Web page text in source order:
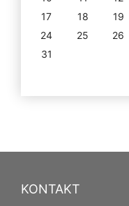
17
18 19
24
25 26
31
KONTAKT